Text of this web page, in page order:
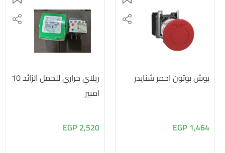
بوش بوتون احمر شنايدر
1,464 EGP
ريلاي حراري للحمل الزائد 10
امبير
2,520 EGP